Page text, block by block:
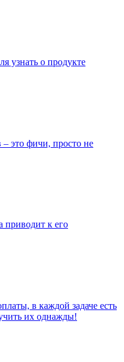
узнать о продукте
это фичи, просто не
приводит к его
в каждой задаче есть
их однажды!